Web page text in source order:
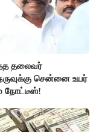
தலைவர்
சென்னை உயர்
நோட்டீஸ்!